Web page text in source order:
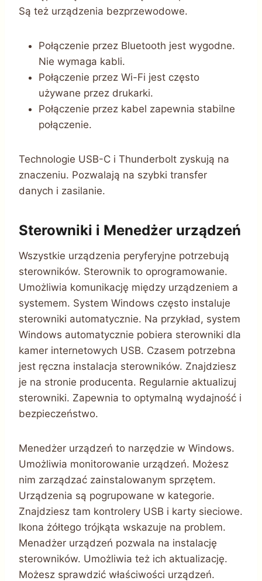
Są też urządzenia bezprzewodowe.
Połączenie przez Bluetooth jest wygodne.
Nie wymaga kabli.
Połączenie przez Wi-Fi jest często
używane przez drukarki.
Połączenie przez kabel zapewnia stabilne
połączenie.
Technologie USB-C i Thunderbolt zyskują na
znaczeniu. Pozwalają na szybki transfer
danych i zasilanie.
Sterowniki i Menedżer urządzeń
Wszystkie urządzenia peryferyjne potrzebują
sterowników. Sterownik to oprogramowanie.
Umożliwia komunikację między urządzeniem a
systemem. System Windows często instaluje
sterowniki automatycznie. Na przykład, system
Windows automatycznie pobiera sterowniki dla
kamer internetowych USB. Czasem potrzebna
jest ręczna instalacja sterowników. Znajdziesz
je na stronie producenta. Regularnie aktualizuj
sterowniki. Zapewnia to optymalną wydajność i
bezpieczeństwo.
Menedżer urządzeń to narzędzie w Windows.
Umożliwia monitorowanie urządzeń. Możesz
nim zarządzać zainstalowanym sprzętem.
Urządzenia są pogrupowane w kategorie.
Znajdziesz tam kontrolery USB i karty sieciowe.
Ikona żółtego trójkąta wskazuje na problem.
Menadżer urządzeń pozwala na instalację
sterowników. Umożliwia też ich aktualizację.
Możesz sprawdzić właściwości urządzeń.